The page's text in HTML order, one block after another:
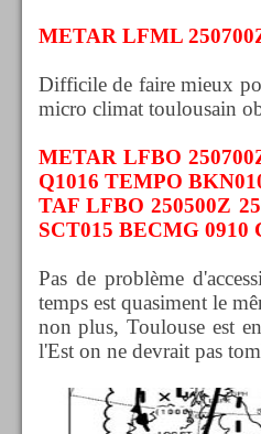
METAR LFML
Difficile de faire mieux
micro climat toulousain
METAR LFBO
Q1016 TEMPO
TAF LFBO 250500Z
SCT015 BECMG 0910
Pas de problème
temps est quasiment le
non plus, Toulouse est
l'Est on ne devrait pas